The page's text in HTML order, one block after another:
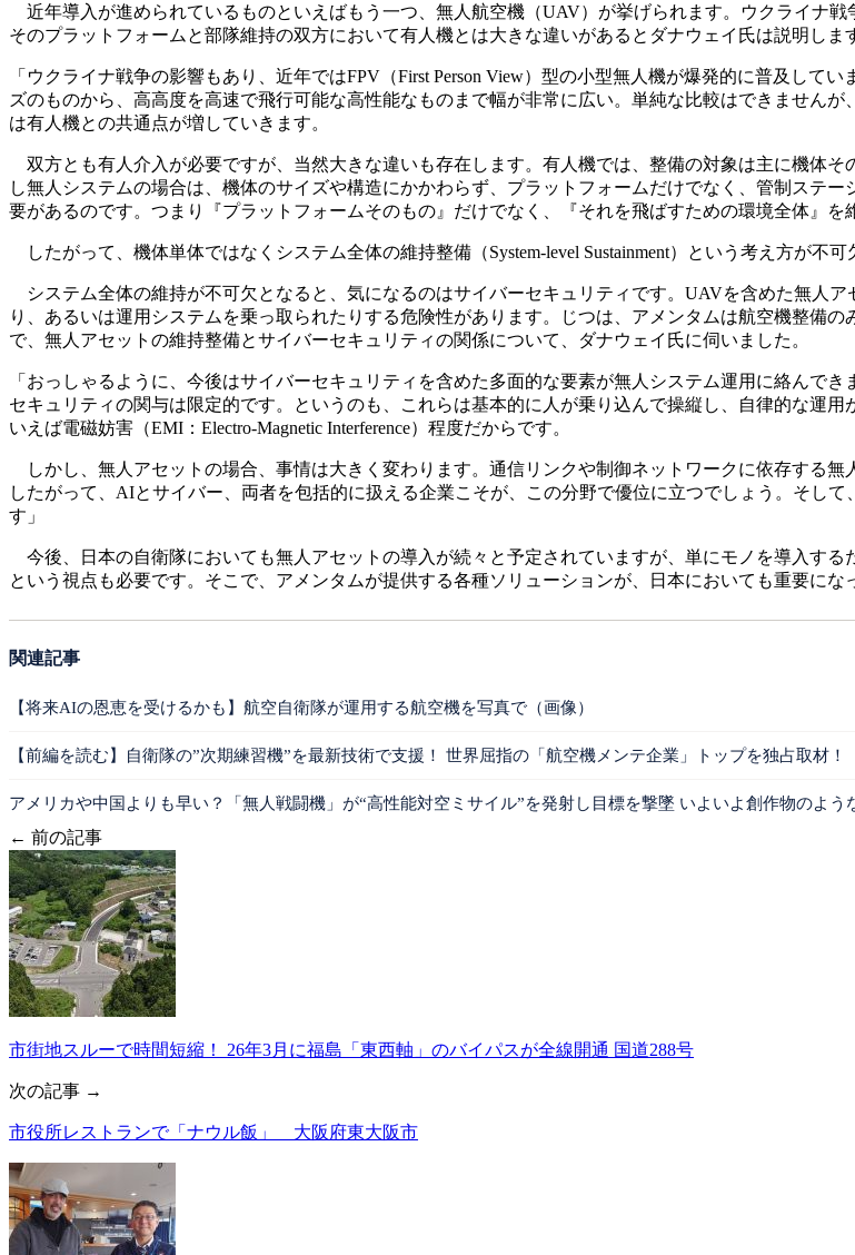
近年導入が進められているものといえばもう一つ、無人航空機（UAV）が挙げられます。ウクライナ
そのプラットフォームと部隊維持の双方において有人機とは大きな違いがあるとダナウェイ氏は説明しま
「ウクライナ戦争の影響もあり、近年ではFPV（First Person View）型の小型無人機が爆発的に普及して
ズのものから、高高度を高速で飛行可能な高性能なものまで幅が非常に広い。単純な比較はできません
は有人機との共通点が増していきます。
双方とも有人介入が必要ですが、当然大きな違いも存在します。有人機では、整備の対象は主に機体
し無人システムの場合は、機体のサイズや構造にかかわらず、プラットフォームだけでなく、管制ステ
要があるのです。つまり『プラットフォームそのもの』だけでなく、『それを飛ばすための環境全体』を
したがって、機体単体ではなくシステム全体の維持整備（System-level Sustainment）という考え方が不
システム全体の維持が不可欠となると、気になるのはサイバーセキュリティです。UAVを含めた無人
り、あるいは運用システムを乗っ取られたりする危険性があります。じつは、アメンタムは航空機整備
で、無人アセットの維持整備とサイバーセキュリティの関係について、ダナウェイ氏に伺いました。
「おっしゃるように、今後はサイバーセキュリティを含めた多面的な要素が無人システム運用に絡んで
セキュリティの関与は限定的です。というのも、これらは基本的に人が乗り込んで操縦し、自律的な運用
いえば電磁妨害（EMI：Electro-Magnetic Interference）程度だからです。
しかし、無人アセットの場合、事情は大きく変わります。通信リンクや制御ネットワークに依存する無
したがって、AIとサイバー、両者を包括的に扱える企業こそが、この分野で優位に立つでしょう。そし
す」
今後、日本の自衛隊においても無人アセットの導入が続々と予定されていますが、単にモノを導入す
という視点も必要です。そこで、アメンタムが提供する各種ソリューションが、日本においても重要にな
関連記事
【将来AIの恩恵を受けるかも】航空自衛隊が運用する航空機を写真で（画像）
【前編を読む】自衛隊の”次期練習機”を最新技術で支援！ 世界屈指の「航空機メンテ企業」トップを独占取材！
アメリカや中国よりも早い？「無人戦闘機」が“高性能対空ミサイル”を発射し目標を撃墜 いよいよ創作物のよう
← 前の記事
市街地スルーで時間短縮！ 26年3月に福島「東西軸」のバイパスが全線開通 国道288号
次の記事 →
市役所レストランで「ナウル飯」 大阪府東大阪市